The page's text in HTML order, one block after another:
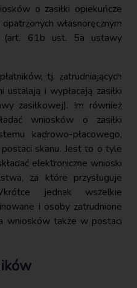
o zasiłki opiekuńcze
własnoręcznym
(art. 61b ust. 5a ustawy
tj. zatrudniających
i wypłacają zasiłki
zasiłkowej). Im również
wniosków o zasiłki
kadrowo-płacowego,
skanu. Jest to o tyle
elektroniczne wnioski
za które przysługuje
jednak wszelkie
i osoby zatrudnione
wniosków także w postaci